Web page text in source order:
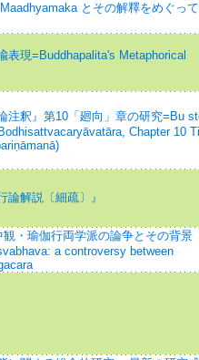
とその解釋をめぐって
表現=Buddhapalita's Metaphorical
注釈』第10「廻向」章の研究=Bu
Chapter 10
論解説〔細疏〕』
・瑜伽行両学派の論争とその背景
a controversy between